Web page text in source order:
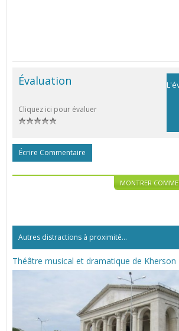
Évaluation
Cliquez ici pour évaluer
Écrire Commentaire
MONTRER
Autres distractions à proximité...
Théâtre musical et dramatique de Kherson